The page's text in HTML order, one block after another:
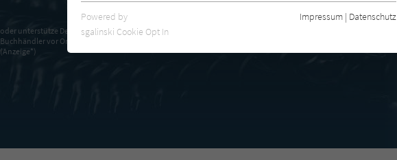
oder unterstütze Deinen
Buchhändler vor Ort
(Anzeige*)
Essentielle Cookies werden für grundlegende Funktionen der Webseite
benötigt. Dadurch ist gewährleistet, dass die Webseite einwandfrei
funktioniert.
Powered by
sgalinski Cookie Opt In
Impressum | Datenschutz